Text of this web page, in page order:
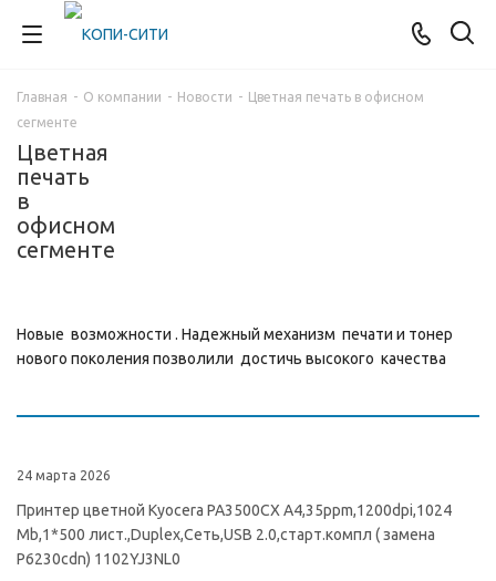
Главная - О компании - Новости - Цветная печать в офисном
сегменте
Цветная
печать
в
офисном
сегменте
Новые возможности . Надежный механизм печати и тонер
нового поколения позволили достичь высокого качества
24 марта 2026
Принтер цветной Kyocera PA3500CX А4,35ppm,1200dpi,1024
Mb,1*500 лист.,Duplex,Сеть,USB 2.0,старт.компл ( замена
P6230cdn) 1102YJ3NL0